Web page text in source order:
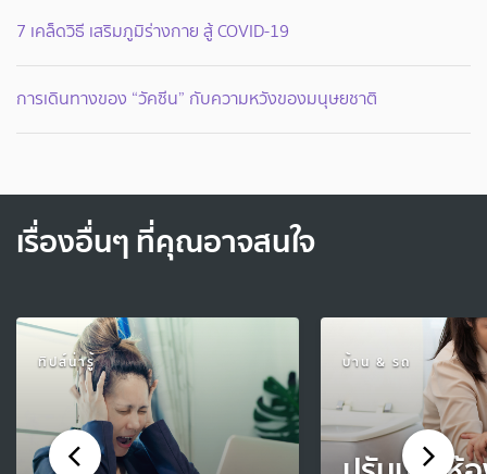
7 เคล็ดวิธี เสริมภูมิร่างกาย สู้ COVID-19
การเดินทางของ “วัคซีน” กับความหวังของมนุษยชาติ
เรื่องอื่นๆ ที่คุณอาจสนใจ
ทิปส์น่ารู้ บ้าน & รถ